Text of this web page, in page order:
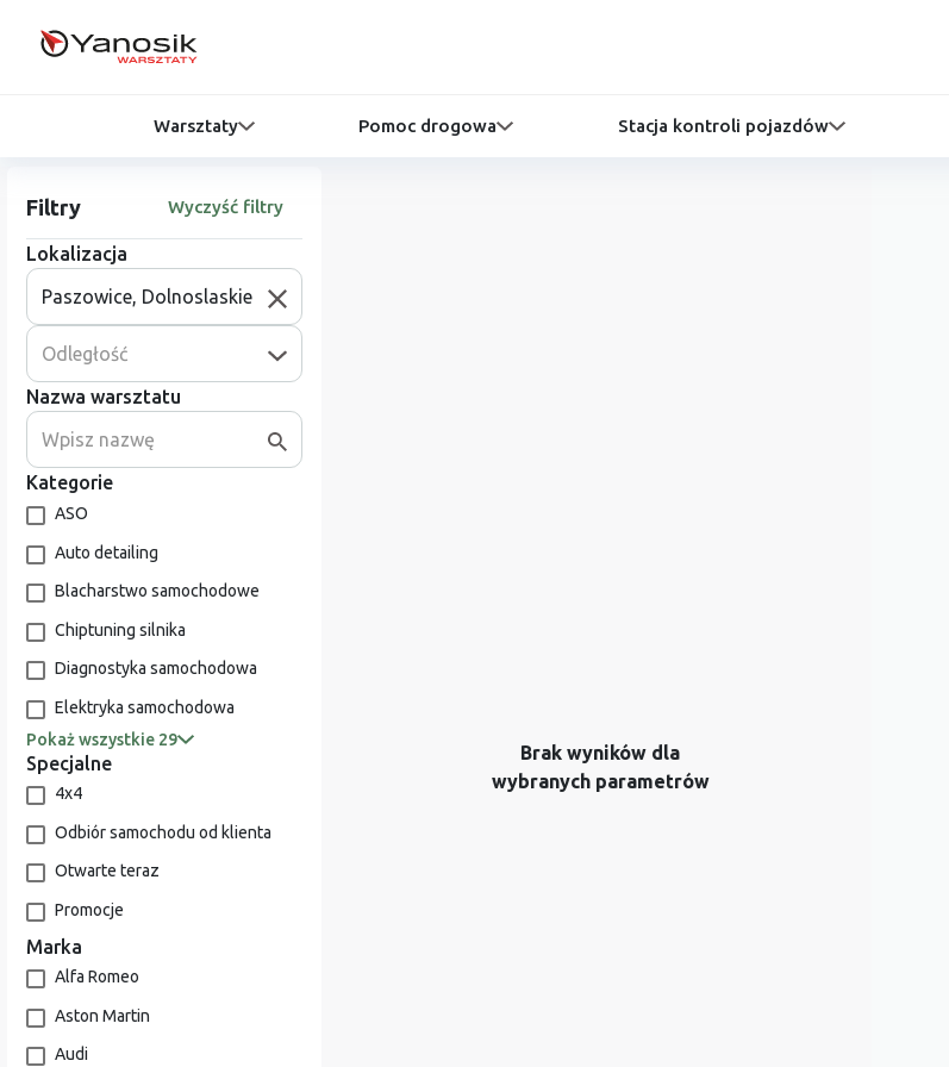
Warsztaty Pomoc drogowa Stacja kontroli pojazdów
Filtry Wyczyść filtry
Lokalizacja
Odległość
Nazwa warsztatu
Kategorie
ASO
Auto detailing
Blacharstwo samochodowe
Chiptuning silnika
Diagnostyka samochodowa
Elektryka samochodowa
Pokaż wszystkie 29
Specjalne
4x4
Odbiór samochodu od klienta
Otwarte teraz
Promocje
Marka
Alfa Romeo
Aston Martin
Audi
Brak wyników dla
wybranych parametrów